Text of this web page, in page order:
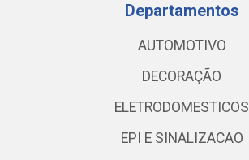
Departamentos
AUTOMOTIVO
DECORAÇÃO
ELETRODOMESTICOS
EPI E SINALIZACAO